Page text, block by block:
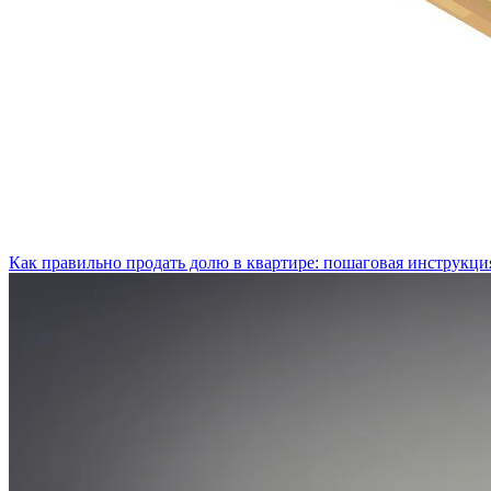
Как правильно продать долю в квартире: пошаговая